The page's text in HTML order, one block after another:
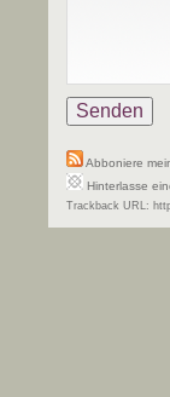
Abboniere
Hinterlasse
Trackback URL: